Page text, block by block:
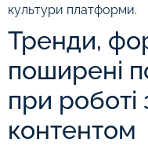
культури платформи.
Тренди,
поширені
при роботі
контентом